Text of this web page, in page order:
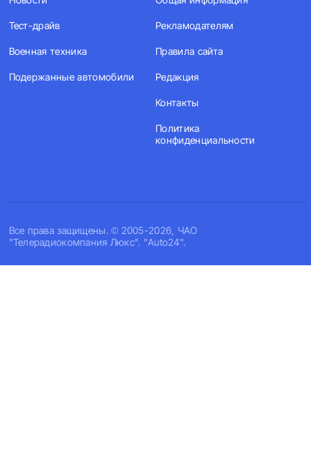
Все права защищены. © 2005-2026, ЧАО
"Телерадиокомпания Люкс". "Auto24".
Тест-драйв
Военная техника
Подержанные автомобили
Рекламодателям
Правила сайта
Редакция
Контакты
Политика
конфиденциальности